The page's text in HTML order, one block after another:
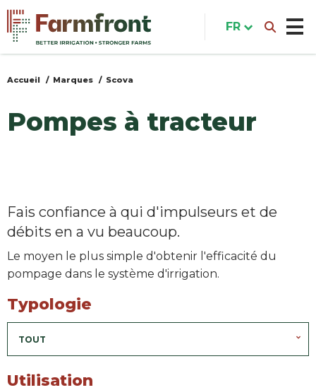
Aller
au
contenu
principal
Vous
ici
Accueil Marques Scova
Pompes à tracteur
Fais confiance à qui d'impulseurs et de
débits en a vu beaucoup.
Le moyen le plus simple d'obtenir l'efficacité du
pompage dans le système d'irrigation.
Typologie
TOUT
Utilisation
FR